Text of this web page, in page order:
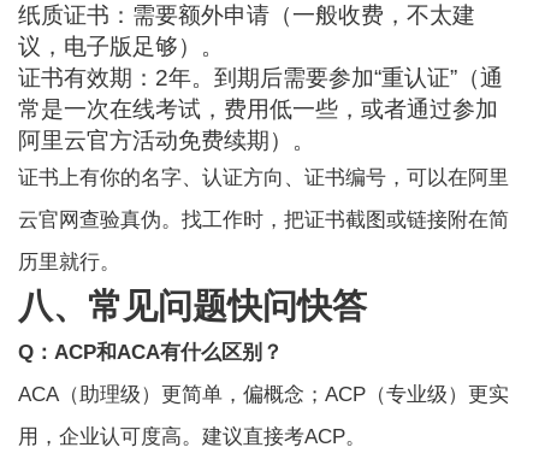
纸质证书：需要额外申请（一般收费，不太建
议，电子版足够）。
证书有效期：2年。到期后需要参加“重认证”（通
常是一次在线考试，费用低一些，或者通过参加
阿里云官方活动免费续期）。
证书上有你的名字、认证方向、证书编号，可以在阿里
云官网查验真伪。找工作时，把证书截图或链接附在简
历里就行。
八、常见问题快问快答
Q：ACP和ACA有什么区别？
ACA（助理级）更简单，偏概念；ACP（专业级）更实
用，企业认可度高。建议直接考ACP。